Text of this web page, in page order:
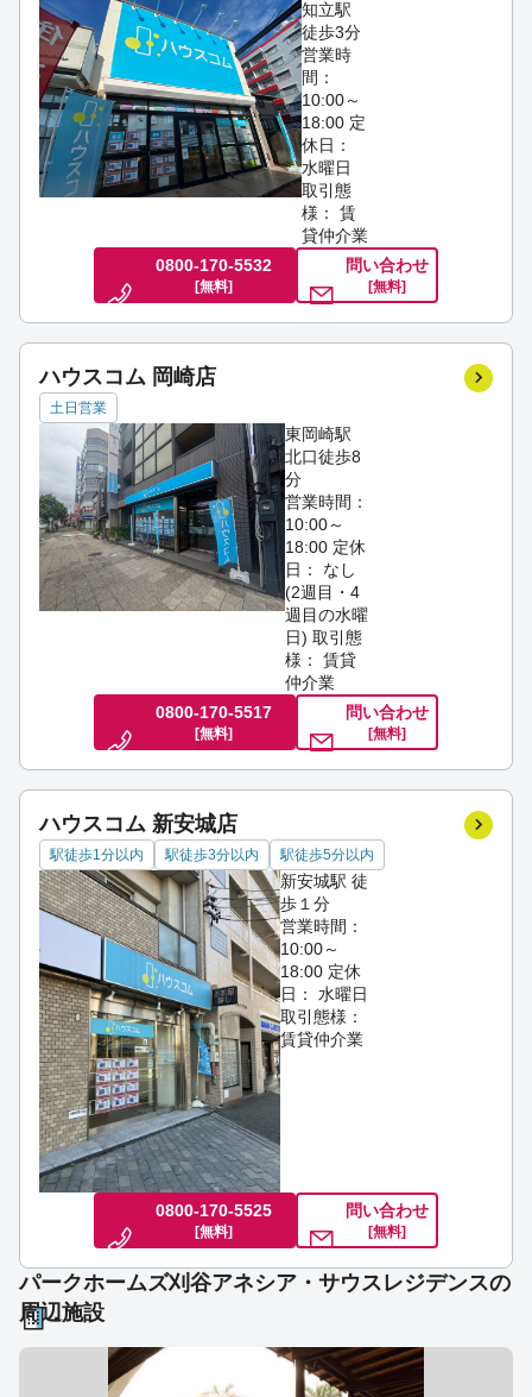
知立駅
徒歩3分
営業時
間：
10:00～
18:00 定
休日：
水曜日
取引態
様： 賃
貸仲介業
0800-170-5532
[無料]
問い合わせ
[無料]
ハウスコム 岡崎店
土日営業
東岡崎駅
北口徒歩8
分
営業時間：
10:00～
18:00 定休
日： なし
(2週目・4
週目の水曜
日)取引態
様： 賃貸
仲介業
0800-170-5517
[無料]
問い合わせ
[無料]
ハウスコム 新安城店
駅徒歩1分以内 駅徒歩3分以内 駅徒歩5分以内
新安城駅 徒
歩１分
営業時間：
10:00～
18:00 定休
日： 水曜日
取引態様：
賃貸仲介業
0800-170-5525
[無料]
問い合わせ
[無料]
パークホームズ刈谷アネシア・サウスレジデンスの
周辺施設